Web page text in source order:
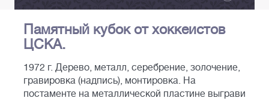
Памятный кубок от хоккеистов
ЦСКА.
1972 г. Дерево, металл, серебрение, золочение,
гравировка (надпись), монтировка. На
постаменте на металлической пластине выграви